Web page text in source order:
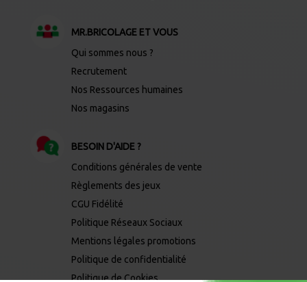
MR.BRICOLAGE ET VOUS
Qui sommes nous ?
Recrutement
Nos Ressources humaines
Nos magasins
BESOIN D'AIDE ?
Conditions générales de vente
Règlements des jeux
CGU Fidélité
Politique Réseaux Sociaux
Mentions légales promotions
Politique de confidentialité
Politique de Cookies